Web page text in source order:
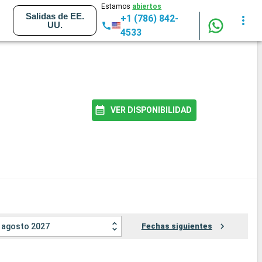
Salidas de EE.
UU.
Estamos abiertos
+1 (786) 842-
4533
VER DISPONIBILIDAD
agosto 2027 Fechas siguientes